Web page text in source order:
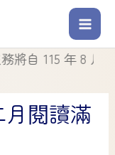
115 年 8 月 1 日起
月閱讀滿